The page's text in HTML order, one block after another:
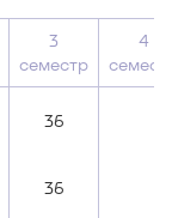
3
семестр
4
36
36